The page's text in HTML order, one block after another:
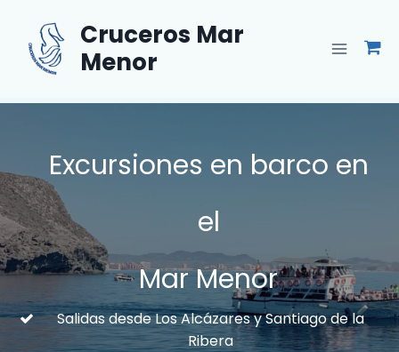
contenido
Cruceros Mar
Menor
Excursiones en barco en
el
Mar Menor
Salidas desde Los Alcázares y Santiago de la
Ribera